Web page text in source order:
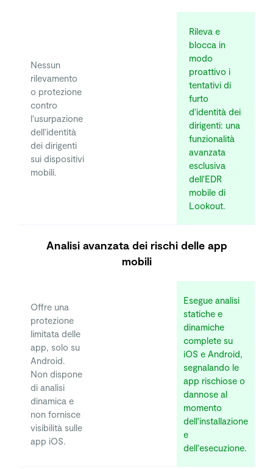
Nessun
rilevamento
o protezione
contro
l'usurpazione
dell'identità
dei dirigenti
sui dispositivi
mobili.
Rileva e
blocca in
modo
proattivo i
tentativi di
furto
d'identità dei
dirigenti: una
funzionalità
avanzata
esclusiva
dell'EDR
mobile di
Lookout.
Analisi avanzata dei rischi delle app
mobili
Offre una
protezione
limitata delle
app, solo su
Android.
Non dispone
di analisi
dinamica e
non fornisce
visibilità sulle
app iOS.
Esegue analisi
statiche e
dinamiche
complete su
iOS e Android,
segnalando le
app rischiose o
dannose al
momento
dell'installazione
e
dell'esecuzione.